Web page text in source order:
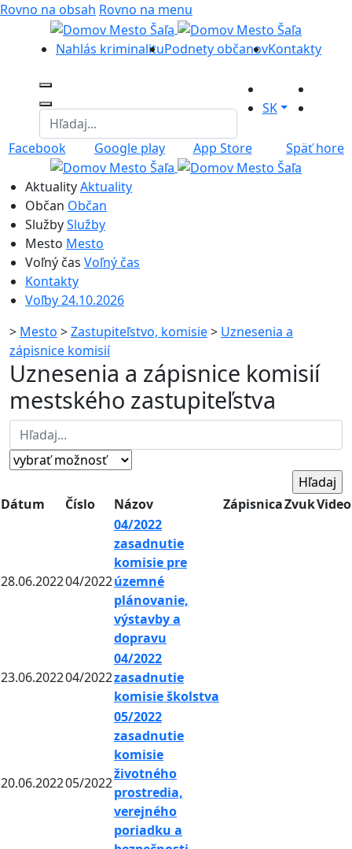
Rovno na obsah Rovno na menu
Nahlás kriminalituPodnety občanovKontakty
SK
Facebook Google play App Store Späť hore
AktualityAktuality
Občan Občan
SlužbySlužby
Mesto Mesto
Voľný čas Voľný čas
Kontakty
Voľby 24.10.2026
> Mesto >Zastupiteľstvo, komisie> Uznesenia a
zápisnice komisií
Uznesenia a zápisnice komisií
mestského zastupiteľstva
Dátum Číslo Názov ZápisnicaZvukVideo
28.06.202204/2022
04/2022
zasadnutie
komisie pre
územné
plánovanie,
výstavby a
dopravu
23.06.202204/2022
04/2022
zasadnutie
komisie školstva
20.06.202205/2022
05/2022
zasadnutie
komisie
životného
prostredia,
verejného
poriadku a